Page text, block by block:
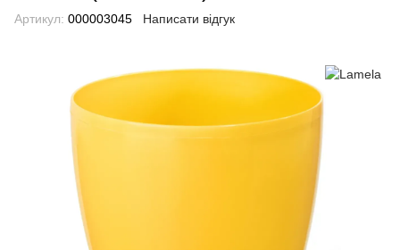
Артикул: 000003045 Написати відгук